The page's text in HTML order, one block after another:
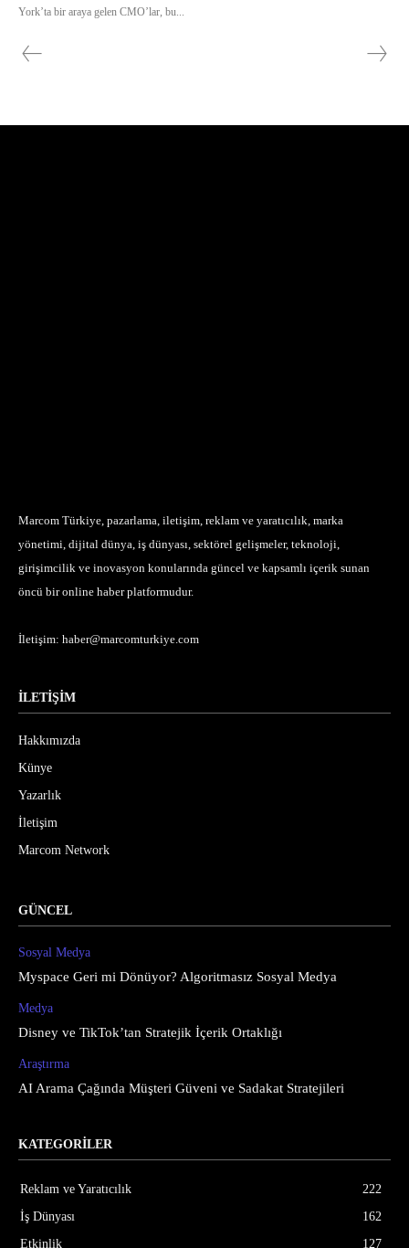
York’ta bir araya gelen CMO’lar, bu...
Marcom Türkiye, pazarlama, iletişim, reklam ve yaratıcılık, marka
yönetimi, dijital dünya, iş dünyası, sektörel gelişmeler, teknoloji,
girişimcilik ve inovasyon konularında güncel ve kapsamlı içerik sunan
öncü bir online haber platformudur.
İletişim: haber@marcomturkiye.com
İLETİŞİM
Hakkımızda
Künye
Yazarlık
İletişim
Marcom Network
GÜNCEL
Sosyal Medya
Myspace Geri mi Dönüyor? Algoritmasız Sosyal Medya
Medya
Disney ve TikTok’tan Stratejik İçerik Ortaklığı
Araştırma
AI Arama Çağında Müşteri Güveni ve Sadakat Stratejileri
KATEGORİLER
Reklam ve Yaratıcılık
222
İş Dünyası
162
Etkinlik
127